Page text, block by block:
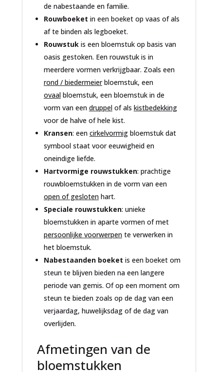
de nabestaande en familie.
Rouwboeket in een boeket op vaas of als
af te binden als legboeket.
Rouwstukis een bloemstuk op basis van
oasis gestoken. Een rouwstuk is in
meerdere vormen verkrijgbaar. Zoals een
rond / biedermeierbloemstuk, een
ovaalbloemstuk, een bloemstuk in de
vorm van een druppelof als kistbedekking
voor de halve of hele kist.
Kransen: een cirkelvormigbloemstuk dat
symbool staat voor eeuwigheid en
oneindige liefde.
Hartvormige rouwstukken: prachtige
rouwbloemstukken in de vorm van een
open of geslotenhart.
Speciale rouwstukken: unieke
bloemstukken in aparte vormen of met
persoonlijke voorwerpente verwerken in
het bloemstuk.
Nabestaanden boeket is een boeket om
steun te blijven bieden na een langere
periode van gemis. Of op een moment om
steun te bieden zoals op de dag van een
verjaardag, huwelijksdag of de dag van
overlijden.
Afmetingen van de
bloemstukken